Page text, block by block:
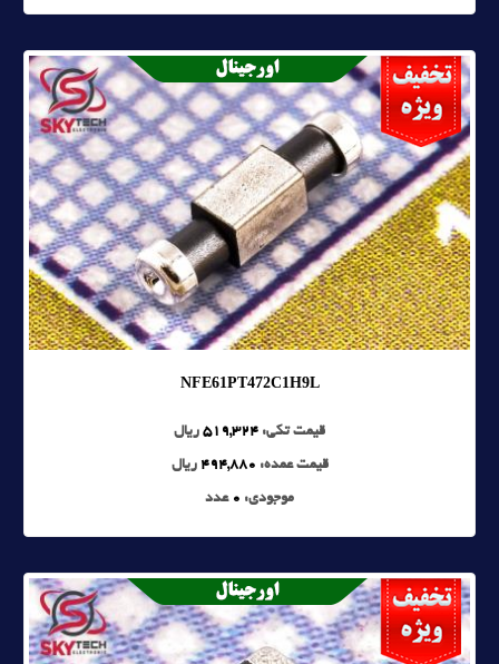
NFE61PT472C1H9L
قیمت تکی: 519,324 ریال
قیمت عمده: 494,880 ریال
موجودی: 0 عدد